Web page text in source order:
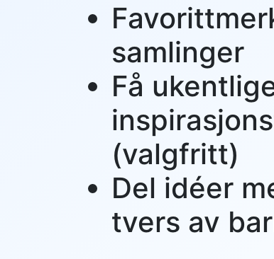
samlinger
Få
(valgfritt)
Del idéer
tvers av